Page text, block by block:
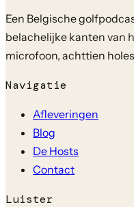
Een Belgische
belachelijke kanten van
microfoon, achttien
Navigatie
Afleveringen
Blog
De Hosts
Contact
Luister